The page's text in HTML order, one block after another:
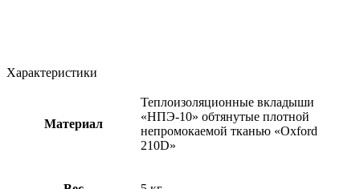
Характеристики
Материал
Теплоизоляционные вкладыши
«НПЭ-10» обтянутые плотной
непромокаемой тканью «Oxford
210D»